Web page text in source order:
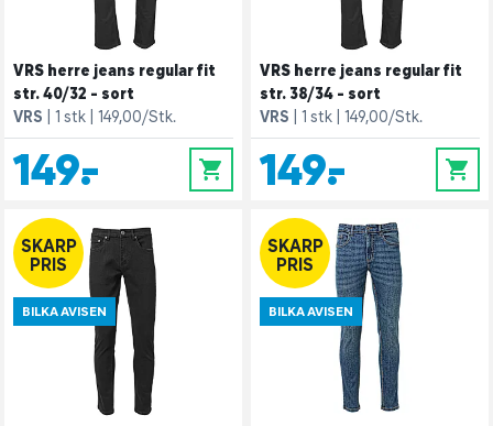
VRS herre jeans regular fit
str. 40/32 - sort
VRS
1 stk 149,00/Stk.
149,- 0
VRS herre jeans regular fit
str. 38/34 - sort
VRS
1 stk 149,00/Stk.
149,- 0
SKARP
PRIS
BILKA AVISEN
SKARP
PRIS
BILKA AVISEN